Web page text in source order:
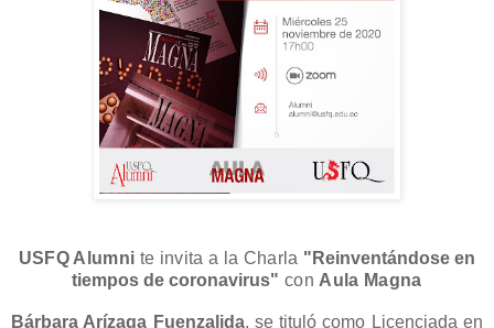
USFQ Alumni te invita a la Charla " Reinventándose en
tiempos de coronavirus" con Aula Magna
Bárbara Arízaga Fuenzalida, se tituló como Licenciada en